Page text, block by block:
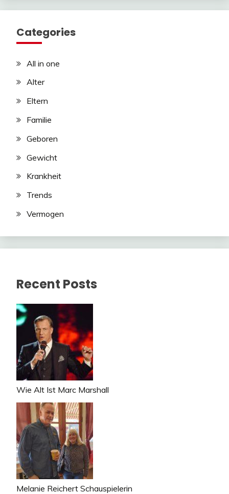
Categories
All in one
Alter
Eltern
Familie
Geboren
Gewicht
Krankheit
Trends
Vermogen
Recent Posts
Wie Alt Ist Marc Marshall
Melanie Reichert Schauspielerin